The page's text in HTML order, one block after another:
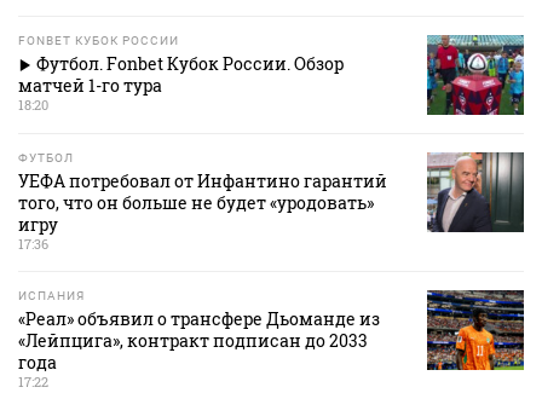
FONBET КУБОК РОССИИ
Футбол. Fonbet Кубок России. Обзор
матчей 1-го тура
18:20
ФУТБОЛ
УЕФА потребовал от Инфантино гарантий
того, что он больше не будет «уродовать»
игру
17:36
ИСПАНИЯ
«Реал» объявил о трансфере Дьоманде из
«Лейпцига», контракт подписан до 2033
года
17:22